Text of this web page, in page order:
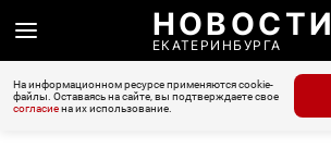
НОВОСТИ
ЕКАТЕРИНБУРГА
На информационном ресурсе применяются cookie-
файлы. Оставаясь на сайте, вы подтверждаете свое
согласиена их использование.